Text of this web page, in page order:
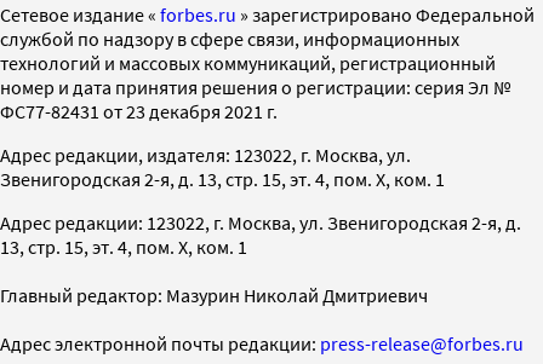
Cетевое издание « forbes.ru » зарегистрировано Федеральной
службой по надзору в сфере связи, информационных
технологий и массовых коммуникаций, регистрационный
номер и дата принятия решения о регистрации: серия Эл №
ФС77-82431 от 23 декабря 2021 г.
Адрес редакции, издателя: 123022, г. Москва, ул.
Звенигородская 2-я, д. 13, стр. 15, эт. 4, пом. X, ком. 1
Адрес редакции: 123022, г. Москва, ул. Звенигородская 2-я, д.
13, стр. 15, эт. 4, пом. X, ком. 1
Главный редактор: Мазурин Николай Дмитриевич
Адрес электронной почты редакции: press-release@forbes.ru